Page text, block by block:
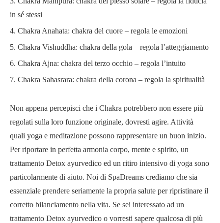
in sé stessi
Chakra Anahata: chakra del cuore – regola le emozioni
Chakra Vishuddha: chakra della gola – regola l’atteggiamento
Chakra Ajna: chakra del terzo occhio – regola l’intuito
Chakra Sahasrara: chakra della corona – regola la spiritualità
Non appena percepisci che i Chakra potrebbero non essere più
regolati sulla loro funzione originale, dovresti agire. Attività
quali yoga e meditazione possono rappresentare un buon inizio.
Per riportare in perfetta armonia corpo, mente e spirito, un
trattamento Detox ayurvedico ed un ritiro intensivo di yoga sono
particolarmente di aiuto. Noi di SpaDreams crediamo che sia
essenziale prendere seriamente la propria salute per ripristinare il
corretto bilanciamento nella vita. Se sei interessato ad un
trattamento Detox ayurvedico o vorresti sapere qualcosa di più